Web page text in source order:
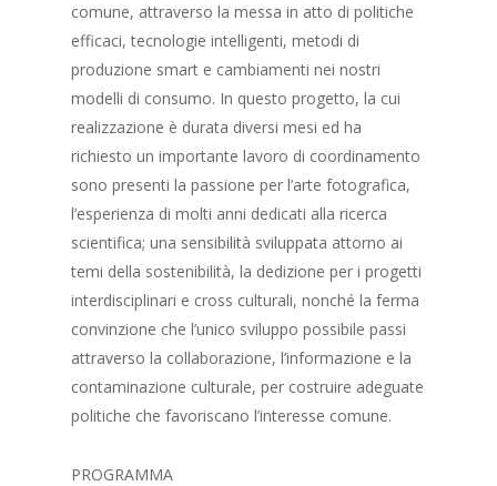
comune, attraverso la messa in atto di politiche
efficaci, tecnologie intelligenti, metodi di
produzione smart e cambiamenti nei nostri
modelli di consumo. In questo progetto, la cui
realizzazione è durata diversi mesi ed ha
richiesto un importante lavoro di coordinamento
sono presenti la passione per l’arte fotografica,
l’esperienza di molti anni dedicati alla ricerca
scientifica; una sensibilità sviluppata attorno ai
temi della sostenibilità, la dedizione per i progetti
interdisciplinari e cross culturali, nonché la ferma
convinzione che l’unico sviluppo possibile passi
attraverso la collaborazione, l’informazione e la
contaminazione culturale, per costruire adeguate
politiche che favoriscano l’interesse comune.
PROGRAMMA